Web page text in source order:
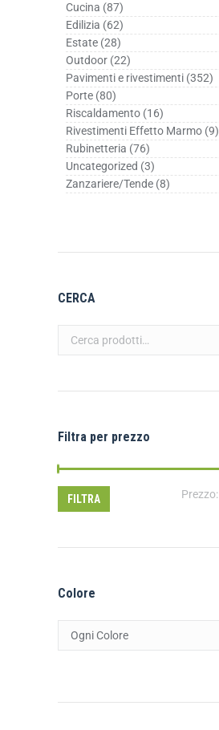
Cucina (87)
Edilizia (62)
Estate (28)
Outdoor (22)
Pavimenti e rivestimenti (352)
Porte (80)
Riscaldamento (16)
Rivestimenti Effetto Marmo (9)
Rubinetteria (76)
Uncategorized (3)
Zanzariere/Tende (8)
CERCA
Filtra per prezzo
FILTRA Prezzo:
Colore